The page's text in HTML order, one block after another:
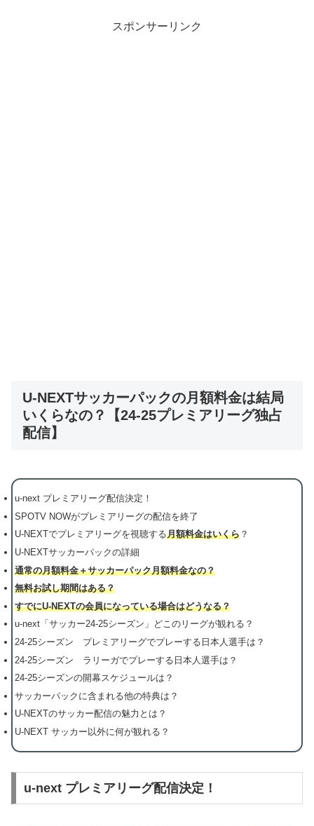
スポンサーリンク
U-NEXTサッカーパックの月額料金は結局
いくらなの？【24-25プレミアリーグ独占
配信】
u-next プレミアリーグ配信決定！
SPOTV NOWがプレミアリーグの配信を終了
U-NEXTでプレミアリーグを視聴する月額料金はいくら？
U-NEXTサッカーパックの詳細
通常の月額料金＋サッカーパック月額料金なの？
無料お試し期間はある？
すでにU-NEXTの会員になっている場合はどうなる？
u-next「サッカー24-25シーズン」どこのリーグが観れる？
24-25シーズン プレミアリーグでプレーする日本人選手は？
24-25シーズン ラリーガでプレーする日本人選手は？
24-25シーズンの開幕スケジュールは？
サッカーパックに含まれる他の特典は？
U-NEXTのサッカー配信の魅力とは？
U-NEXT サッカー以外に何が観れる？
u-next プレミアリーグ配信決定！